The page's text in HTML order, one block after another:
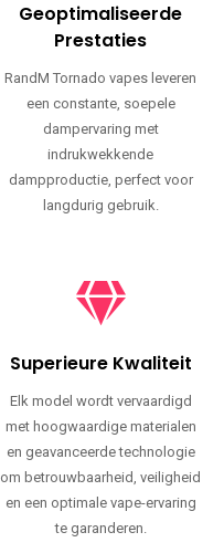
Geoptimaliseerde
Prestaties
RandM Tornado vapes leveren
een constante, soepele
dampervaring met
indrukwekkende
dampproductie, perfect voor
langdurig gebruik.
Superieure Kwaliteit
Elk model wordt vervaardigd
met hoogwaardige materialen
en geavanceerde technologie
om betrouwbaarheid, veiligheid
en een optimale vape-ervaring
te garanderen.